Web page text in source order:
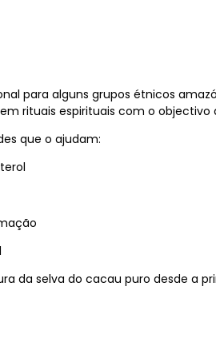
para alguns grupos étnicos
rituais espirituais com o
que o ajudam:
da selva do cacau puro desde a